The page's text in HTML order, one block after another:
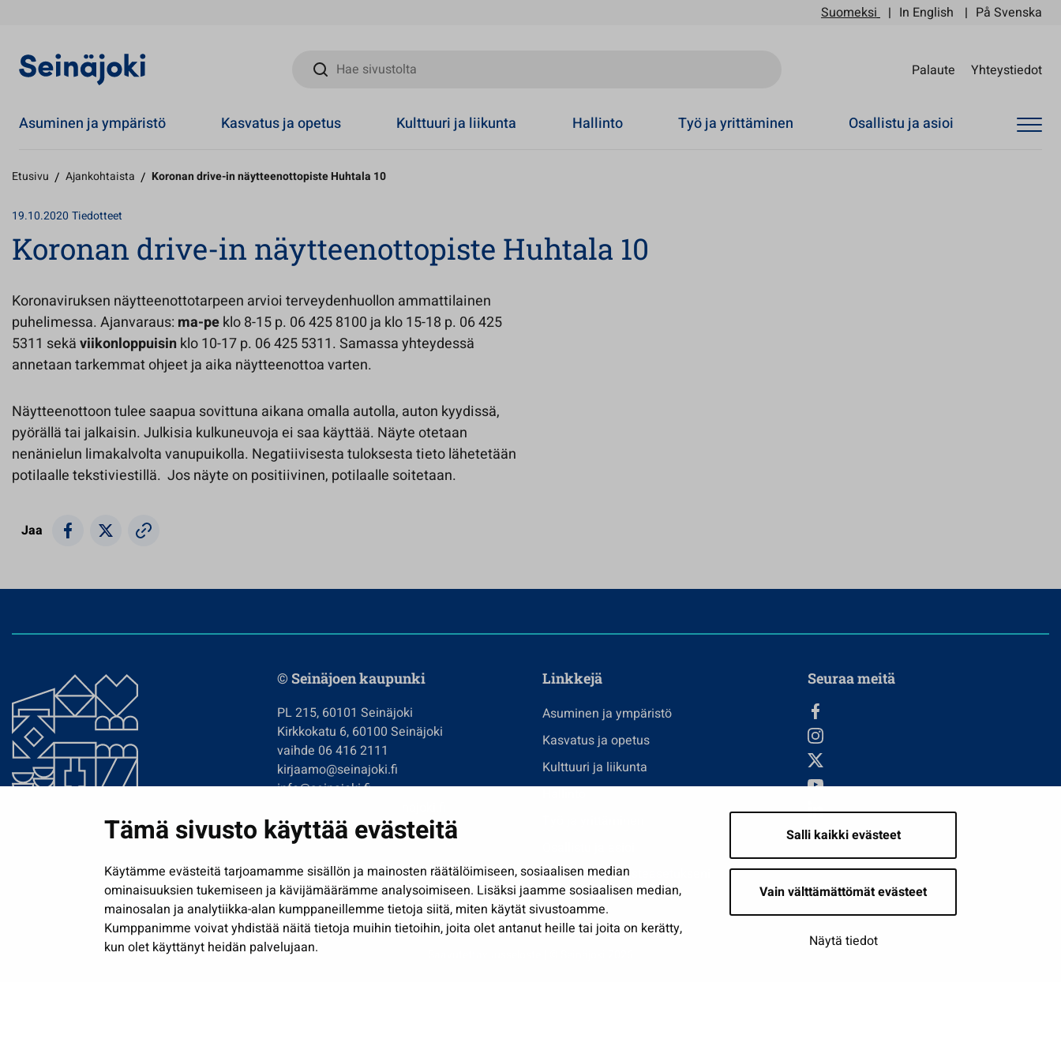
Tämä sivusto käyttää evästeitä
Käytämme evästeitä tarjoamamme sisällön ja mainosten räätälöimiseen, sosiaalisen median
ominaisuuksien tukemiseen ja kävijämäärämme analysoimiseen. Lisäksi jaamme sosiaalisen median,
mainosalan ja analytiikka-alan kumppaneillemme tietoja siitä, miten käytät sivustoamme.
Kumppanimme voivat yhdistää näitä tietoja muihin tietoihin, joita olet antanut heille tai joita on kerätty,
kun olet käyttänyt heidän palvelujaan.
Salli kaikki evästeet
Vain välttämättömät evästeet
Näytä tiedot
Suomeksi In English På Svenska
Hae sivustolta
Palaute Yhteystiedot
Asuminen ja ympäristö Kasvatus ja opetus Kulttuuri ja liikunta Hallinto Työ ja yrittäminen Osallistu ja asioi
Etusivu / Ajankohtaista / Koronan drive-in näytteenottopiste Huhtala 10
19.10.2020 Tiedotteet
Koronan drive-in näytteenottopiste Huhtala 10
Koronaviruksen näytteenottotarpeen arvioi terveydenhuollon ammattilainen
puhelimessa. Ajanvaraus: ma-peklo 8-15 p. 06 425 8100 ja klo 15-18 p. 06 425
5311 sekäviikonloppuisinklo 10-17 p. 06 425 5311. Samassa yhteydessä
annetaan tarkemmat ohjeet ja aika näytteenottoa varten.
Näytteenottoon tulee saapua sovittuna aikana omalla autolla, auton kyydissä,
pyörällä tai jalkaisin. Julkisia kulkuneuvoja ei saa käyttää. Näyte otetaan
nenänielun limakalvolta vanupuikolla. Negatiivisesta tuloksesta tieto lähetetään
potilaalle tekstiviestillä. Jos näyte on positiivinen, potilaalle soitetaan.
Jaa
© Seinäjoen kaupunki
PL 215, 60101 Seinäjoki
Kirkkokatu 6, 60100 Seinäjoki
vaihde 06 416 2111
kirjaamo@seinajoki.fi
info@seinajoki.fi
Tilaa uutiskirje
Linkkejä
Asuminen ja ympäristö
Kasvatus ja opetus
Kulttuuri ja liikunta
Näytä omat evästeasetukseni
Seuraa meitä